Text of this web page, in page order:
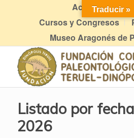
Actividades
Cursos y Congresos
Museo Aragonés de
Listado por
2026
Traducir »